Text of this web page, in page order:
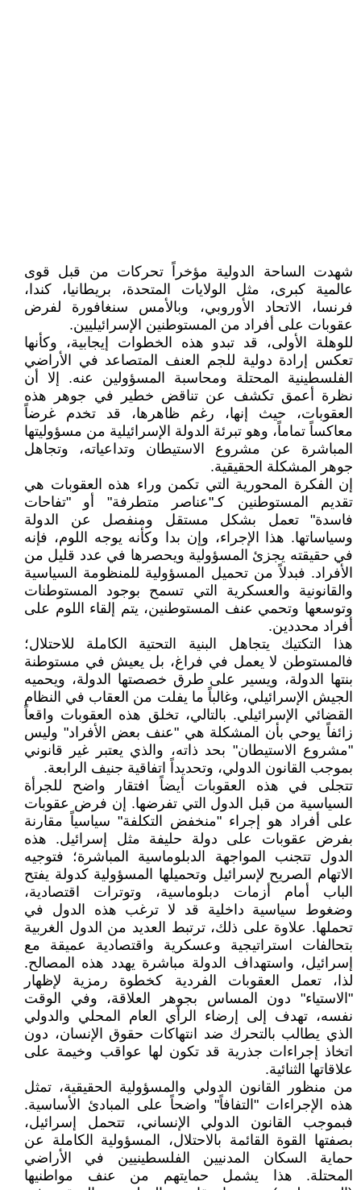
شهدت الساحة الدولية مؤخراً تحركات من قبل قوى
عالمية كبرى، مثل الولايات المتحدة، بريطانيا، كندا،
فرنسا، الاتحاد الأوروبي، وبالأمس سنغافورة لفرض
عقوبات على أفراد من المستوطنين الإسرائيليين.
للوهلة الأولى، قد تبدو هذه الخطوات إيجابية، وكأنها
تعكس إرادة دولية للجم العنف المتصاعد في الأراضي
الفلسطينية المحتلة ومحاسبة المسؤولين عنه. إلا أن
نظرة أعمق تكشف عن تناقض خطير في جوهر هذه
العقوبات، حيث إنها، رغم ظاهرها، قد تخدم غرضاً
معاكساً تماماً، وهو تبرئة الدولة الإسرائيلية من مسؤوليتها
المباشرة عن مشروع الاستيطان وتداعياته، وتجاهل
جوهر المشكلة الحقيقية.
إن الفكرة المحورية التي تكمن وراء هذه العقوبات هي
تقديم المستوطنين كـ"عناصر متطرفة" أو "تفاحات
فاسدة" تعمل بشكل مستقل ومنفصل عن الدولة
وسياساتها. هذا الإجراء، وإن بدا وكأنه يوجه اللوم، فإنه
في حقيقته يجزئ المسؤولية ويحصرها في عدد قليل من
الأفراد. فبدلاً من تحميل المسؤولية للمنظومة السياسية
والقانونية والعسكرية التي تسمح بوجود المستوطنات
وتوسعها وتحمي عنف المستوطنين، يتم إلقاء اللوم على
أفراد محددين.
هذا التكتيك يتجاهل البنية التحتية الكاملة للاحتلال؛
فالمستوطن لا يعمل في فراغ، بل يعيش في مستوطنة
بنتها الدولة، ويسير على طرق خصصتها الدولة، ويحميه
الجيش الإسرائيلي، وغالباً ما يفلت من العقاب في النظام
القضائي الإسرائيلي. بالتالي، تخلق هذه العقوبات واقعاً
زائفاً يوحي بأن المشكلة هي "عنف بعض الأفراد" وليس
"مشروع الاستيطان" بحد ذاته، والذي يعتبر غير قانوني
بموجب القانون الدولي، وتحديداً اتفاقية جنيف الرابعة.
تتجلى في هذه العقوبات أيضاً افتقار واضح للجرأة
السياسية من قبل الدول التي تفرضها. إن فرض عقوبات
على أفراد هو إجراء "منخفض التكلفة" سياسياً مقارنة
بفرض عقوبات على دولة حليفة مثل إسرائيل. هذه
الدول تتجنب المواجهة الدبلوماسية المباشرة؛ فتوجيه
الاتهام الصريح لإسرائيل وتحميلها المسؤولية كدولة يفتح
الباب أمام أزمات دبلوماسية، وتوترات اقتصادية،
وضغوط سياسية داخلية قد لا ترغب هذه الدول في
تحملها. علاوة على ذلك، ترتبط العديد من الدول الغربية
بتحالفات استراتيجية وعسكرية واقتصادية عميقة مع
إسرائيل، واستهداف الدولة مباشرة يهدد هذه المصالح.
لذا، تعمل العقوبات الفردية كخطوة رمزية لإظهار
"الاستياء" دون المساس بجوهر العلاقة، وفي الوقت
نفسه، تهدف إلى إرضاء الرأي العام المحلي والدولي
الذي يطالب بالتحرك ضد انتهاكات حقوق الإنسان، دون
اتخاذ إجراءات جذرية قد تكون لها عواقب وخيمة على
علاقاتها الثنائية.
من منظور القانون الدولي والمسؤولية الحقيقية، تمثل
هذه الإجراءات "التفافاً" واضحاً على المبادئ الأساسية.
فبموجب القانون الدولي الإنساني، تتحمل إسرائيل،
بصفتها القوة القائمة بالاحتلال، المسؤولية الكاملة عن
حماية السكان المدنيين الفلسطينيين في الأراضي
المحتلة. هذا يشمل حمايتهم من عنف مواطنيها